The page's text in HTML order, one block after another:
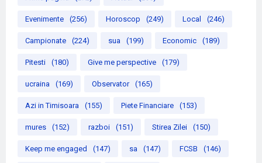
Evenimente (256) Horoscop (249) Local (246)
Campionate (224) sua (199) Economic (189)
Pitesti (180) Give me perspective (179)
ucraina (169) Observator (165)
Azi in Timisoara (155) Piete Financiare (153)
mures (152) razboi (151) Stirea Zilei (150)
Keep me engaged (147) sa (147) FCSB (146)